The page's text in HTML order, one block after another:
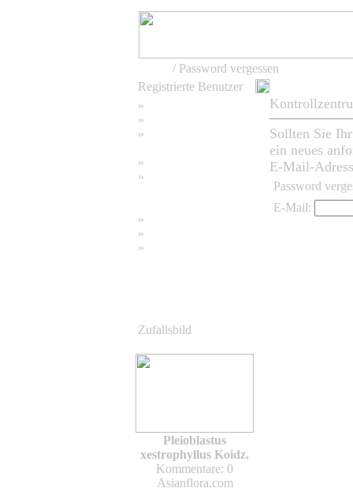
/ Password vergessen
Registrierte Benutzer
»
»
»
»
»
»
»
»
Zufallsbild
Pleioblastus
xestrophyllus Koidz.
Kommentare: 0
Asianflora.com
Sollten Sie
ein neues
E-Mail-
Password
E-Mail: